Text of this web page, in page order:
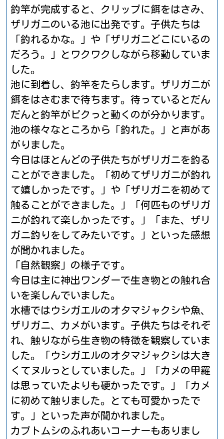
釣竿が完成すると、クリップに餌をはさみ、
ザリガニのいる池に出発です。子供たちは
「釣れるかな。」や「ザリガニどこにいるの
だろう。」とワクワクしながら移動していま
した。
池に到着し、釣竿をたらします。ザリガニが
餌をはさむまで待ちます。待っているとだん
だんと釣竿がピクっと動くのが分かります。
池の様々なところから「釣れた。」と声があ
がりました。
今日はほとんどの子供たちがザリガニを釣る
ことができました。「初めてザリガニが釣れ
て嬉しかったです。」や「ザリガニを初めて
触ることができました。」「何匹ものザリガ
ニが釣れて楽しかったです。」「また、ザリ
ガニ釣りをしてみたいです。」といった感想
が聞かれました。
「自然観察」の様子です。
今日は主に神出ワンダーで生き物との触れ合
いを楽しんでいました。
水槽ではウシガエルのオタマジャクシや魚、
ザリガニ、カメがいます。子供たちはそれぞ
れ、触りながら生き物の特徴を観察していま
した。「ウシガエルのオタマジャクシは大き
くてヌルっとしていました。」「カメの甲羅
は思っていたよりも硬かったです。」「カメ
に初めて触りました。とても可愛かったで
す。」といった声が聞かれました。
カブトムシのふれあいコーナーもありまし